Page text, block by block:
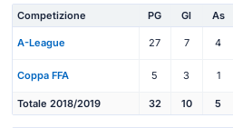
Competizione PG Gl As
A-League 27 7 4
Coppa FFA 5 3 1
Totale 2018/2019 32 10 5